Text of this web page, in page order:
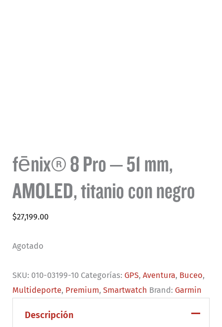
fēnix® 8 Pro – 51 mm,
AMOLED, titanio con negro
$27,199.00
Agotado
SKU: 010-03199-10 Categorías: GPS,Aventura, Buceo,
Multideporte, Premium,Smartwatch Brand: Garmin
Descripción